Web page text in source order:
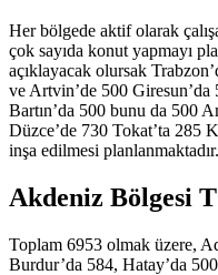
Her bölgede aktif olarak
çok sayıda konut yapmayı
açıklayacak olursak
ve Artvin’de 500 Giresun’da
Bartın’da 500 bunu da 500
Düzce’de 730 Tokat’ta 285
inşa edilmesi planlanmaktadır.
Akdeniz Bölgesi
Toplam 6953 olmak üzere,
Burdur’da 584, Hatay’da